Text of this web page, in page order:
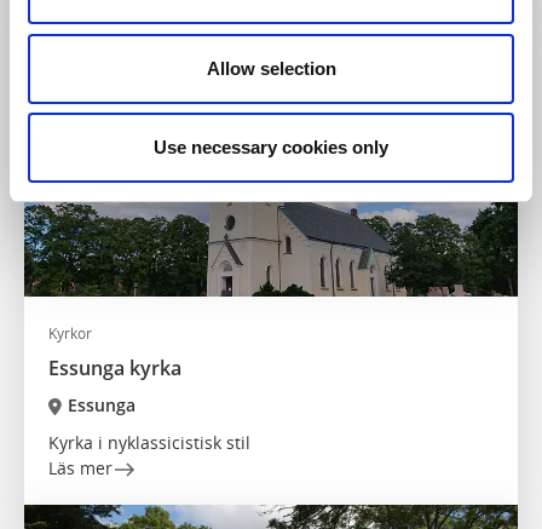
Allow selection
Use necessary cookies only
Kyrkor
Essunga kyrka
Essunga
Kyrka i nyklassicistisk stil
Läs mer